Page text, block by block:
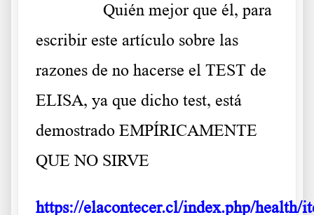
Quién mejor que él, para
escribir este artículo sobre las
razones de no hacerse el TEST de
ELISA, ya que dicho test, está
demostrado EMPÍRICAMENTE
QUE NO SIRVE
https://elacontecer.cl/index.php/health/